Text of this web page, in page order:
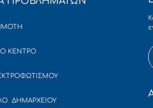
ΚΕΝΤΡΟ
ΔΗΜΑΡΧΕΙΟΥ